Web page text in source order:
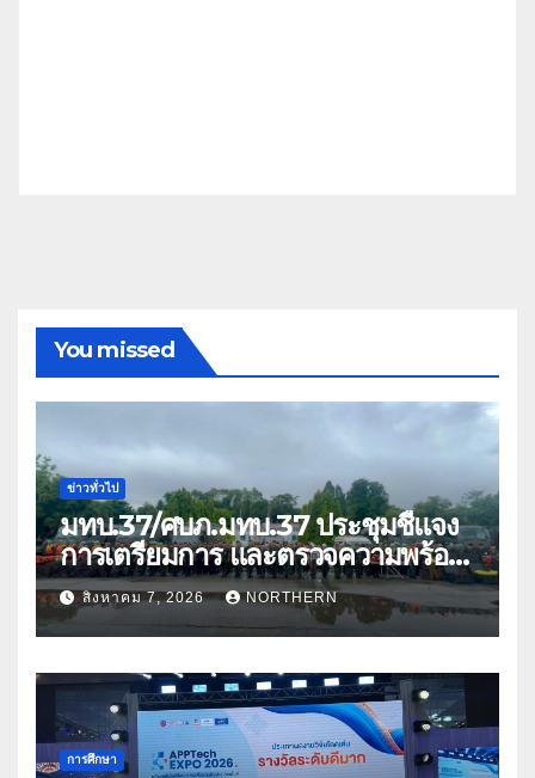
You missed
ข่าวทั่วไป
มทบ.37/ศบภ.มทบ.37 ประชุมชี้แจง
การเตรียมการ และตรวจความพร้อม
ด้านการบรรเทาสาธารณภัย
สิงหาคม 7, 2026 NORTHERN
การศึกษา